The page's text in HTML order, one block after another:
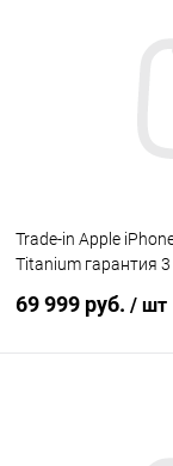
Trade-in Apple
Titanium гарантия
69 999 руб. / шт